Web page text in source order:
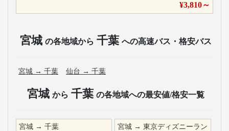
¥3,810～
宮城 の各地域から 千葉 への高速バス・格安バス
宮城 → 千葉 仙台 → 千葉
宮城 から 千葉 の各地域への最安値/格安一覧
宮城 → 千葉 宮城 →東京ディズニーラン